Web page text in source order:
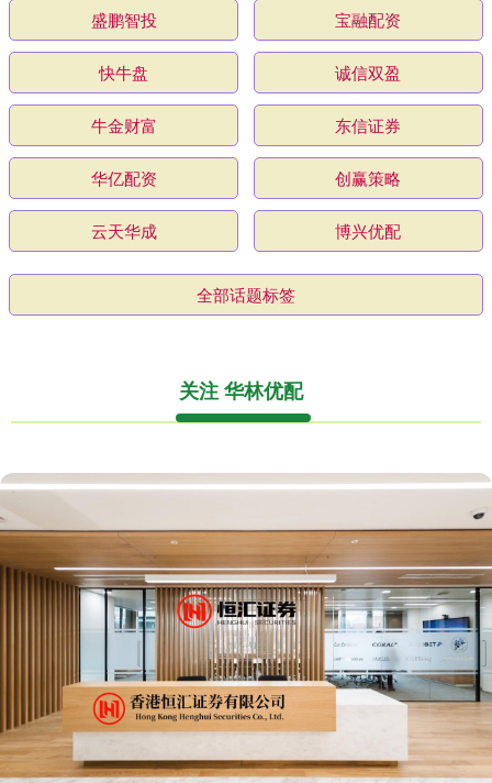
盛鹏智投 宝融配资
快牛盘 诚信双盈
牛金财富 东信证券
华亿配资 创赢策略
云天华成 博兴优配
全部话题标签
关注 华林优配